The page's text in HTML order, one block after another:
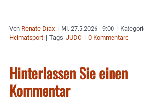
Von Renate Drax | Mi. 27.5.2026 - 9:00 |
Heimatsport | Tags: JUDO | 0 Kommentare
Hinterlassen Sie einen
Kommentar